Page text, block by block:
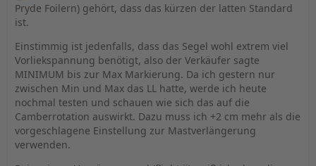
Pryde Foilern) gehört, dass das kürzen der latten Standard
ist.
Einstimmig ist jedenfalls, dass das Segel wohl extrem viel
Vorliekspannung benötigt, also der Verkäufer sagte
MINIMUM bis zur Max Markierung. Da ich gestern nur
zwischen Min und Max das LL hatte, werde ich heute
nochmal testen und schauen wie sich das auf die
Camberrotation auswirkt. Dazu muss ich +2 cm mehr als die
vorgeschlagene Einstellung zur Mastverlängerung
verwenden.